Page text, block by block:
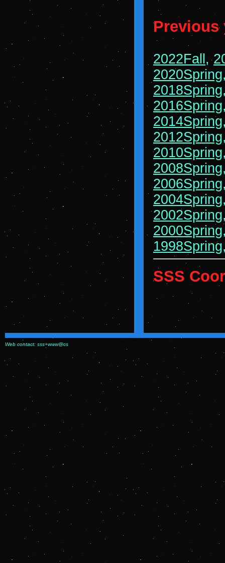
Previous
2022Fall ,
2020Spring
2018Spring
2016Spring
2014Spring
2012Spring
2010Spring
2008Spring
2006Spring
2004Spring
2002Spring
2000Spring
1998Spring
SSS
Web contact: sss+www@cs